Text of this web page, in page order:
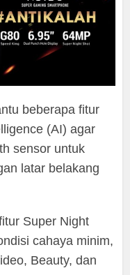
beberapa fitur
(AI) agar
sensor untuk
latar belakang
Super Night
cahaya minim,
Beauty, dan